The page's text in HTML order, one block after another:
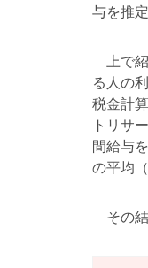
与を推
上で紹
る人の
税金計
トリサ
間給与
の平均
その結